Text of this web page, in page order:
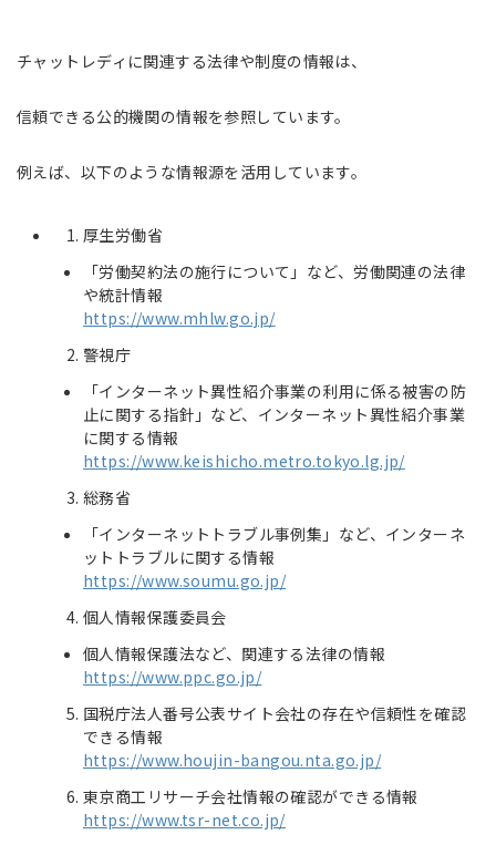
チャットレディに関連する法律や制度の情報は、
信頼できる公的機関の情報を参照しています。
例えば、以下のような情報源を活用しています。
厚生労働省
「労働契約法の施行について」など、労働関連の法律
や統計情報
https://www.mhlw.go.jp/
警視庁
「インターネット異性紹介事業の利用に係る被害の防
止に関する指針」など、インターネット異性紹介事業
に関する情報
https://www.keishicho.metro.tokyo.lg.jp/
総務省
「インターネットトラブル事例集」など、インターネ
ットトラブルに関する情報
https://www.soumu.go.jp/
個人情報保護委員会
個人情報保護法など、関連する法律の情報
https://www.ppc.go.jp/
国税庁法人番号公表サイト会社の存在や信頼性を確認
できる情報
https://www.houjin-bangou.nta.go.jp/
東京商工リサーチ会社情報の確認ができる情報
https://www.tsr-net.co.jp/